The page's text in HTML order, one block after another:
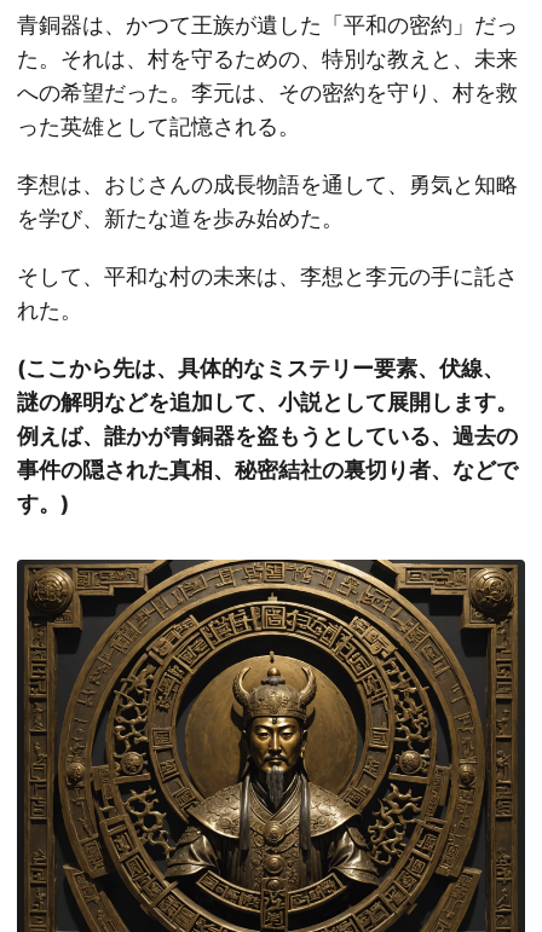
青銅器は、かつて王族が遺した「平和の密約」だっ
た。それは、村を守るための、特別な教えと、未来
への希望だった。李元は、その密約を守り、村を救
った英雄として記憶される。
李想は、おじさんの成長物語を通して、勇気と知略
を学び、新たな道を歩み始めた。
そして、平和な村の未来は、李想と李元の手に託さ
れた。
(ここから先は、具体的なミステリー要素、伏線、
謎の解明などを追加して、小説として展開します。
例えば、誰かが青銅器を盗もうとしている、過去の
事件の隠された真相、秘密結社の裏切り者、などで
す。)